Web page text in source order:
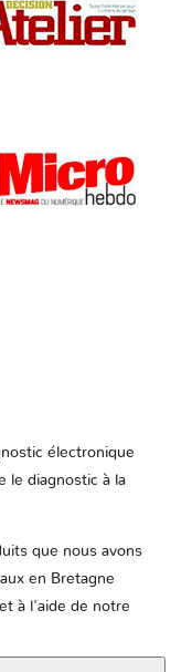
électronique
le diagnostic à la
que nous avons
en Bretagne
à l'aide de notre